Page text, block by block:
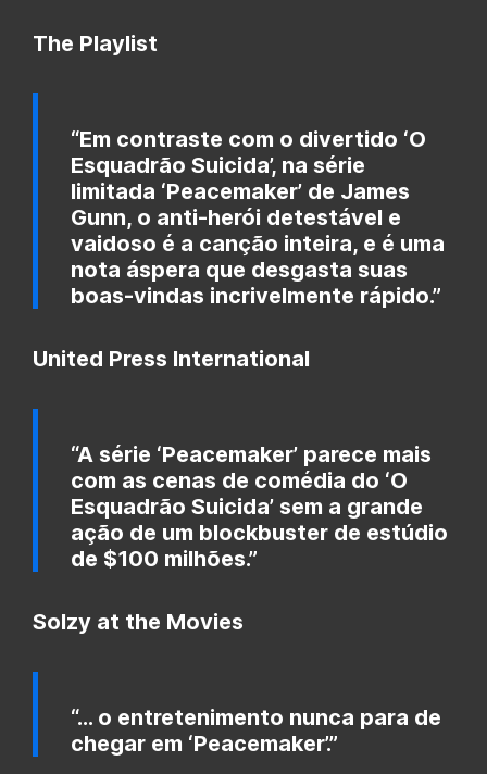
The Playlist
“Em contraste com o divertido ‘O
Esquadrão Suicida’, na série
limitada ‘Peacemaker’ de James
Gunn, o anti-herói detestável e
vaidoso é a canção inteira, e é uma
nota áspera que desgasta suas
boas-vindas incrivelmente rápido.”
United Press International
“A série ‘Peacemaker’ parece mais
com as cenas de comédia do ‘O
Esquadrão Suicida’ sem a grande
ação de um blockbuster de estúdio
de $100 milhões.”
Solzy at the Movies
“… o entretenimento nunca para de
chegar em ‘Peacemaker’.”